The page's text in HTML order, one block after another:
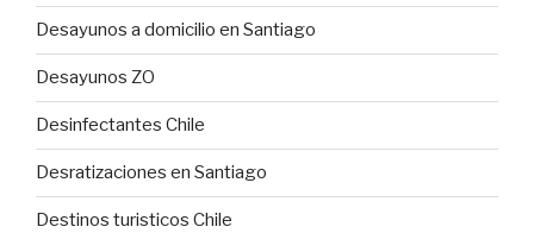
Desayunos a domicilio en Santiago
Desayunos ZO
Desinfectantes Chile
Desratizaciones en Santiago
Destinos turisticos Chile